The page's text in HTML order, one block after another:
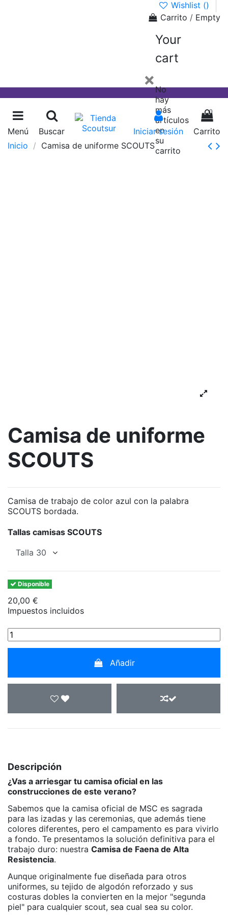
Wishlist ()
Carrito / Empty
Your
cart
×No
hay
más
artículos
en
su
carrito
Menú Buscar Iniciar sesión
0
Carrito
Inicio
Camisa de uniforme SCOUTS
Camisa de uniforme
SCOUTS
Camisa de trabajo de color azul con la palabra
SCOUTS bordada.
Tallas camisas SCOUTS
Disponible
20,00 €
Impuestos incluidos
Añadir
Descripción
¿Vas a arriesgar tu camisa oficial en las
construcciones de este verano?
Sabemos que la camisa oficial de MSC es sagrada
para las izadas y las ceremonias, que además tiene
colores diferentes, pero el campamento es para vivirlo
a fondo. Te presentamos la solución definitiva para el
trabajo duro: nuestra Camisa de Faena de Alta
Resistencia.
Aunque originalmente fue diseñada para otros
uniformes, su tejido de algodón reforzado y sus
costuras dobles la convierten en la mejor "segunda
piel" para cualquier scout, sea cual sea su color.